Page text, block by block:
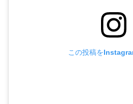
この投稿を